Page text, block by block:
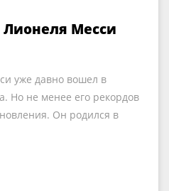
Лионеля Месси
уже давно вошел в
Но не менее его рекордов
Он родился в